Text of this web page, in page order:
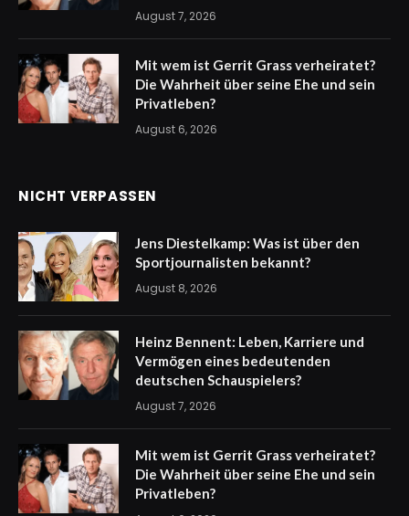
August 7, 2026
Mit wem ist Gerrit Grass verheiratet?
Die Wahrheit über seine Ehe und sein
Privatleben?
August 6, 2026
NICHT VERPASSEN
Jens Diestelkamp: Was ist über den
Sportjournalisten bekannt?
August 8, 2026
Heinz Bennent: Leben, Karriere und
Vermögen eines bedeutenden
deutschen Schauspielers?
August 7, 2026
Mit wem ist Gerrit Grass verheiratet?
Die Wahrheit über seine Ehe und sein
Privatleben?